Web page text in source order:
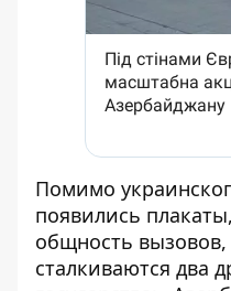
Помимо
появились
общность
сталкиваются два